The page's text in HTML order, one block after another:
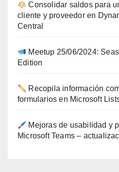
Consolidar saldos para
cliente y proveedor en
Central
Meetup 25/06/2024:
Edition
Recopila información
formularios en Microsoft
Mejoras de usabilidad y
Microsoft Teams –